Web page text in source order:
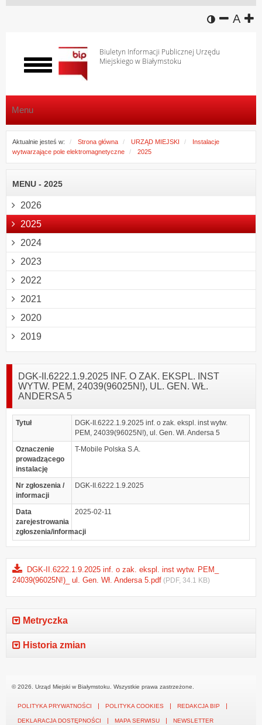
wersja
A
Biuletyn Informacji Publicznej Urzędu
Miejskiego w Białymstoku
Włącz
menu
Menu
Aktualnie jesteś w: Strona główna URZĄD MIEJSKI
Instalacje
wytwarzające pole elektromagnetyczne
2025
MENU - 2025
2026
2025
2024
2023
2022
2021
2020
2019
DGK-II.6222.1.9.2025 INF. O ZAK. EKSPL. INST
WYTW. PEM, 24039(96025N!), UL. GEN. WŁ.
ANDERSA 5
Tytuł
DGK-II.6222.1.9.2025 inf. o zak. ekspl. inst wytw.
PEM, 24039(96025N!), ul. Gen. Wł. Andersa 5
Oznaczenie
prowadzącego
instalację
T-Mobile Polska S.A.
Nr zgłoszenia /
informacji
DGK-II.6222.1.9.2025
Data
zarejestrowania
zgłoszenia/informacji
2025-02-11
DGK-II.6222.1.9.2025 inf. o zak. ekspl. inst wytw. PEM_
24039(96025N!)_ ul. Gen. Wł. Andersa 5.pdf (PDF, 34.1 KB)
Metryczka
Historia zmian
© 2026. Urząd Miejski w Białymstoku. Wszystkie prawa zastrzeżone.
POLITYKA PRYWATNOŚCI POLITYKA COOKIES REDAKCJA BIP
DEKLARACJA DOSTĘPNOŚCI MAPA SERWISU NEWSLETTER